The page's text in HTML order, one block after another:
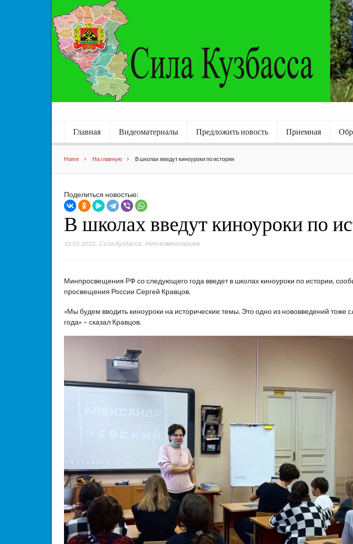
Главная Видеоматериалы Предложить новость Приемная
Home На главную В школах введут киноуроки по истории
Поделиться новостью:
В школах введут киноуроки по
12.05.2022 Сила Кузбасса ,Нет коментариев
Минпросвещения РФ со следующего года введет в школах киноуроки по истории,
просвещения России Сергей Кравцов.
«Мы будем вводить киноуроки на исторические темы. Это одно из нововведений тоже
года» – сказал Кравцов.